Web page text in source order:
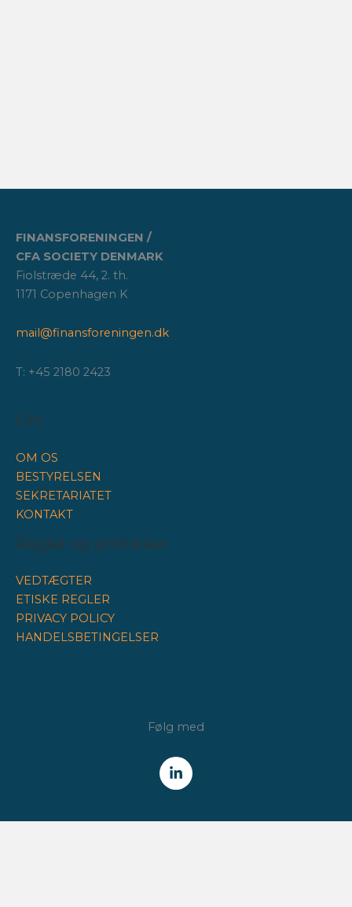
FINANSFORENINGEN /
CFA SOCIETY DENMARK
Fiolstræde 44, 2. th.
1171 Copenhagen K
mail@finansforeningen.dk
T: +45 2180 2423
Om
OM OS
BESTYRELSEN
SEKRETARIATET
KONTAKT
Regler og politikker
VEDTÆGTER
ETISKE REGLER
PRIVACY POLICY
HANDELSBETINGELSER
Følg med